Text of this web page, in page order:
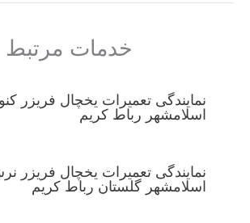
خدمات مرتبط
نمایندگی تعمیرات یخچال فریزر
اسلامشهر رباط کریم
نمایندگی تعمیرات یخچال فریزر
اسلامشهر گلستان رباط کریم